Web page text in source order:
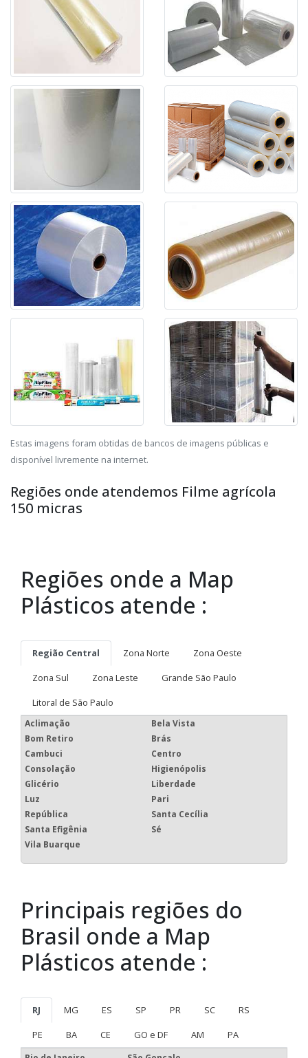
Estas imagens foram obtidas de bancos de imagens públicas e
disponível livremente na internet.
Regiões onde atendemos Filme agrícola
150 micras
Regiões onde a Map
Plásticos atende :
Região Central Zona Norte
Zona Oeste
Zona Sul
Zona Leste
Grande São Paulo
Litoral de São Paulo
Aclimação
Bela Vista
Bom Retiro
Brás
Cambuci
Centro
Consolação
Higienópolis
Glicério
Liberdade
Luz
Pari
República
Santa Cecília
Santa Efigênia
Sé
Vila Buarque
Principais regiões do
Brasil onde a Map
Plásticos atende :
RJ MG ES SP PR SC
RS
PE
BA CE GO e DF AM PA